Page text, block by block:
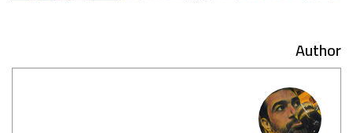
Author